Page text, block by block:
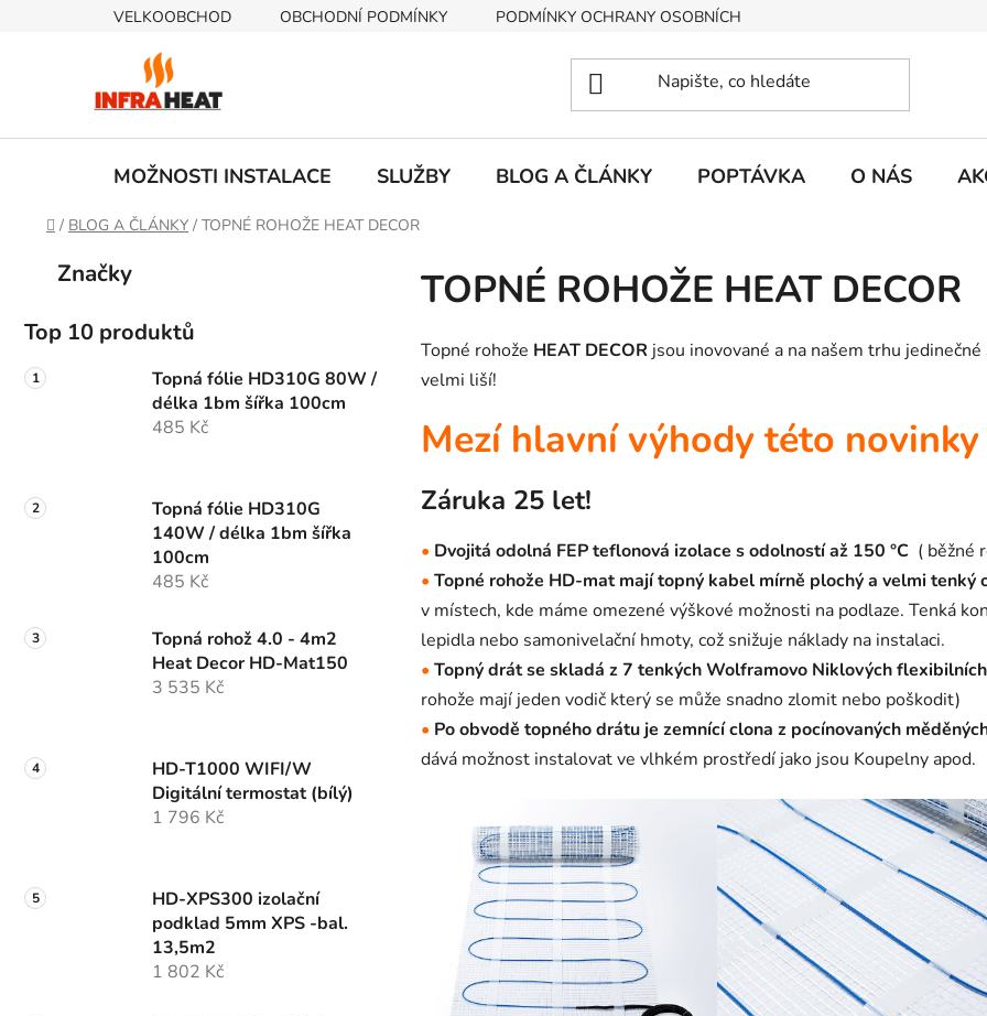
VELKOOBCHOD OBCHODNÍ PODMÍNKY PODMÍNKY OCHRANY OSOBNÍCH ÚDAJŮ
MOŽNOSTI INSTALACE SLUŽBY BLOG A ČLÁNKY POPTÁVKA O NÁS
Domů
/ BLOG A ČLÁNKY / TOPNÉ ROHOŽE HEAT DECOR
s
t
r
í
p
l
Přeskočit
kategorie
e
o
Značky
Top 10 produktů
Topná fólie HD310G 80W /
délka 1bm šířka 100cm
485 Kč
Topná fólie HD310G
140W / délka 1bm šířka
100cm
485 Kč
Topná rohož 4.0 - 4m2
Heat Decor HD-Mat150
3 535 Kč
HD-T1000 WIFI/W
Digitální termostat (bílý)
1 796 Kč
HD-XPS300 izolační
podklad 5mm XPS -bal.
13,5m2
1 802 Kč
TOPNÉ ROHOŽE HEAT DECOR
Topné rohože HEAT DECOR jsou inovované a na našem trhu
velmi liší!
Mezí hlavní výhody této
Záruka 25 let!
• Dvojitá odolná FEP teflonová izolace s odolností až 150 °C ( běžné
• Topné rohože HD-mat mají topný kabel mírně plochý a velmi tenký
v místech, kde máme omezené výškové možnosti na podlaze. Tenká
lepidla nebo samonivelační hmoty, což snižuje náklady na instalaci.
• Topný drát se skladá z 7 tenkých Wolframovo Niklových
rohože mají jeden vodič který se může snadno zlomit nebo poškodit)
• Po obvodě topného drátu je zemnící clona z pocínovaných
dává možnost instalovat ve vlhkém prostředí jako jsou Koupelny apod.